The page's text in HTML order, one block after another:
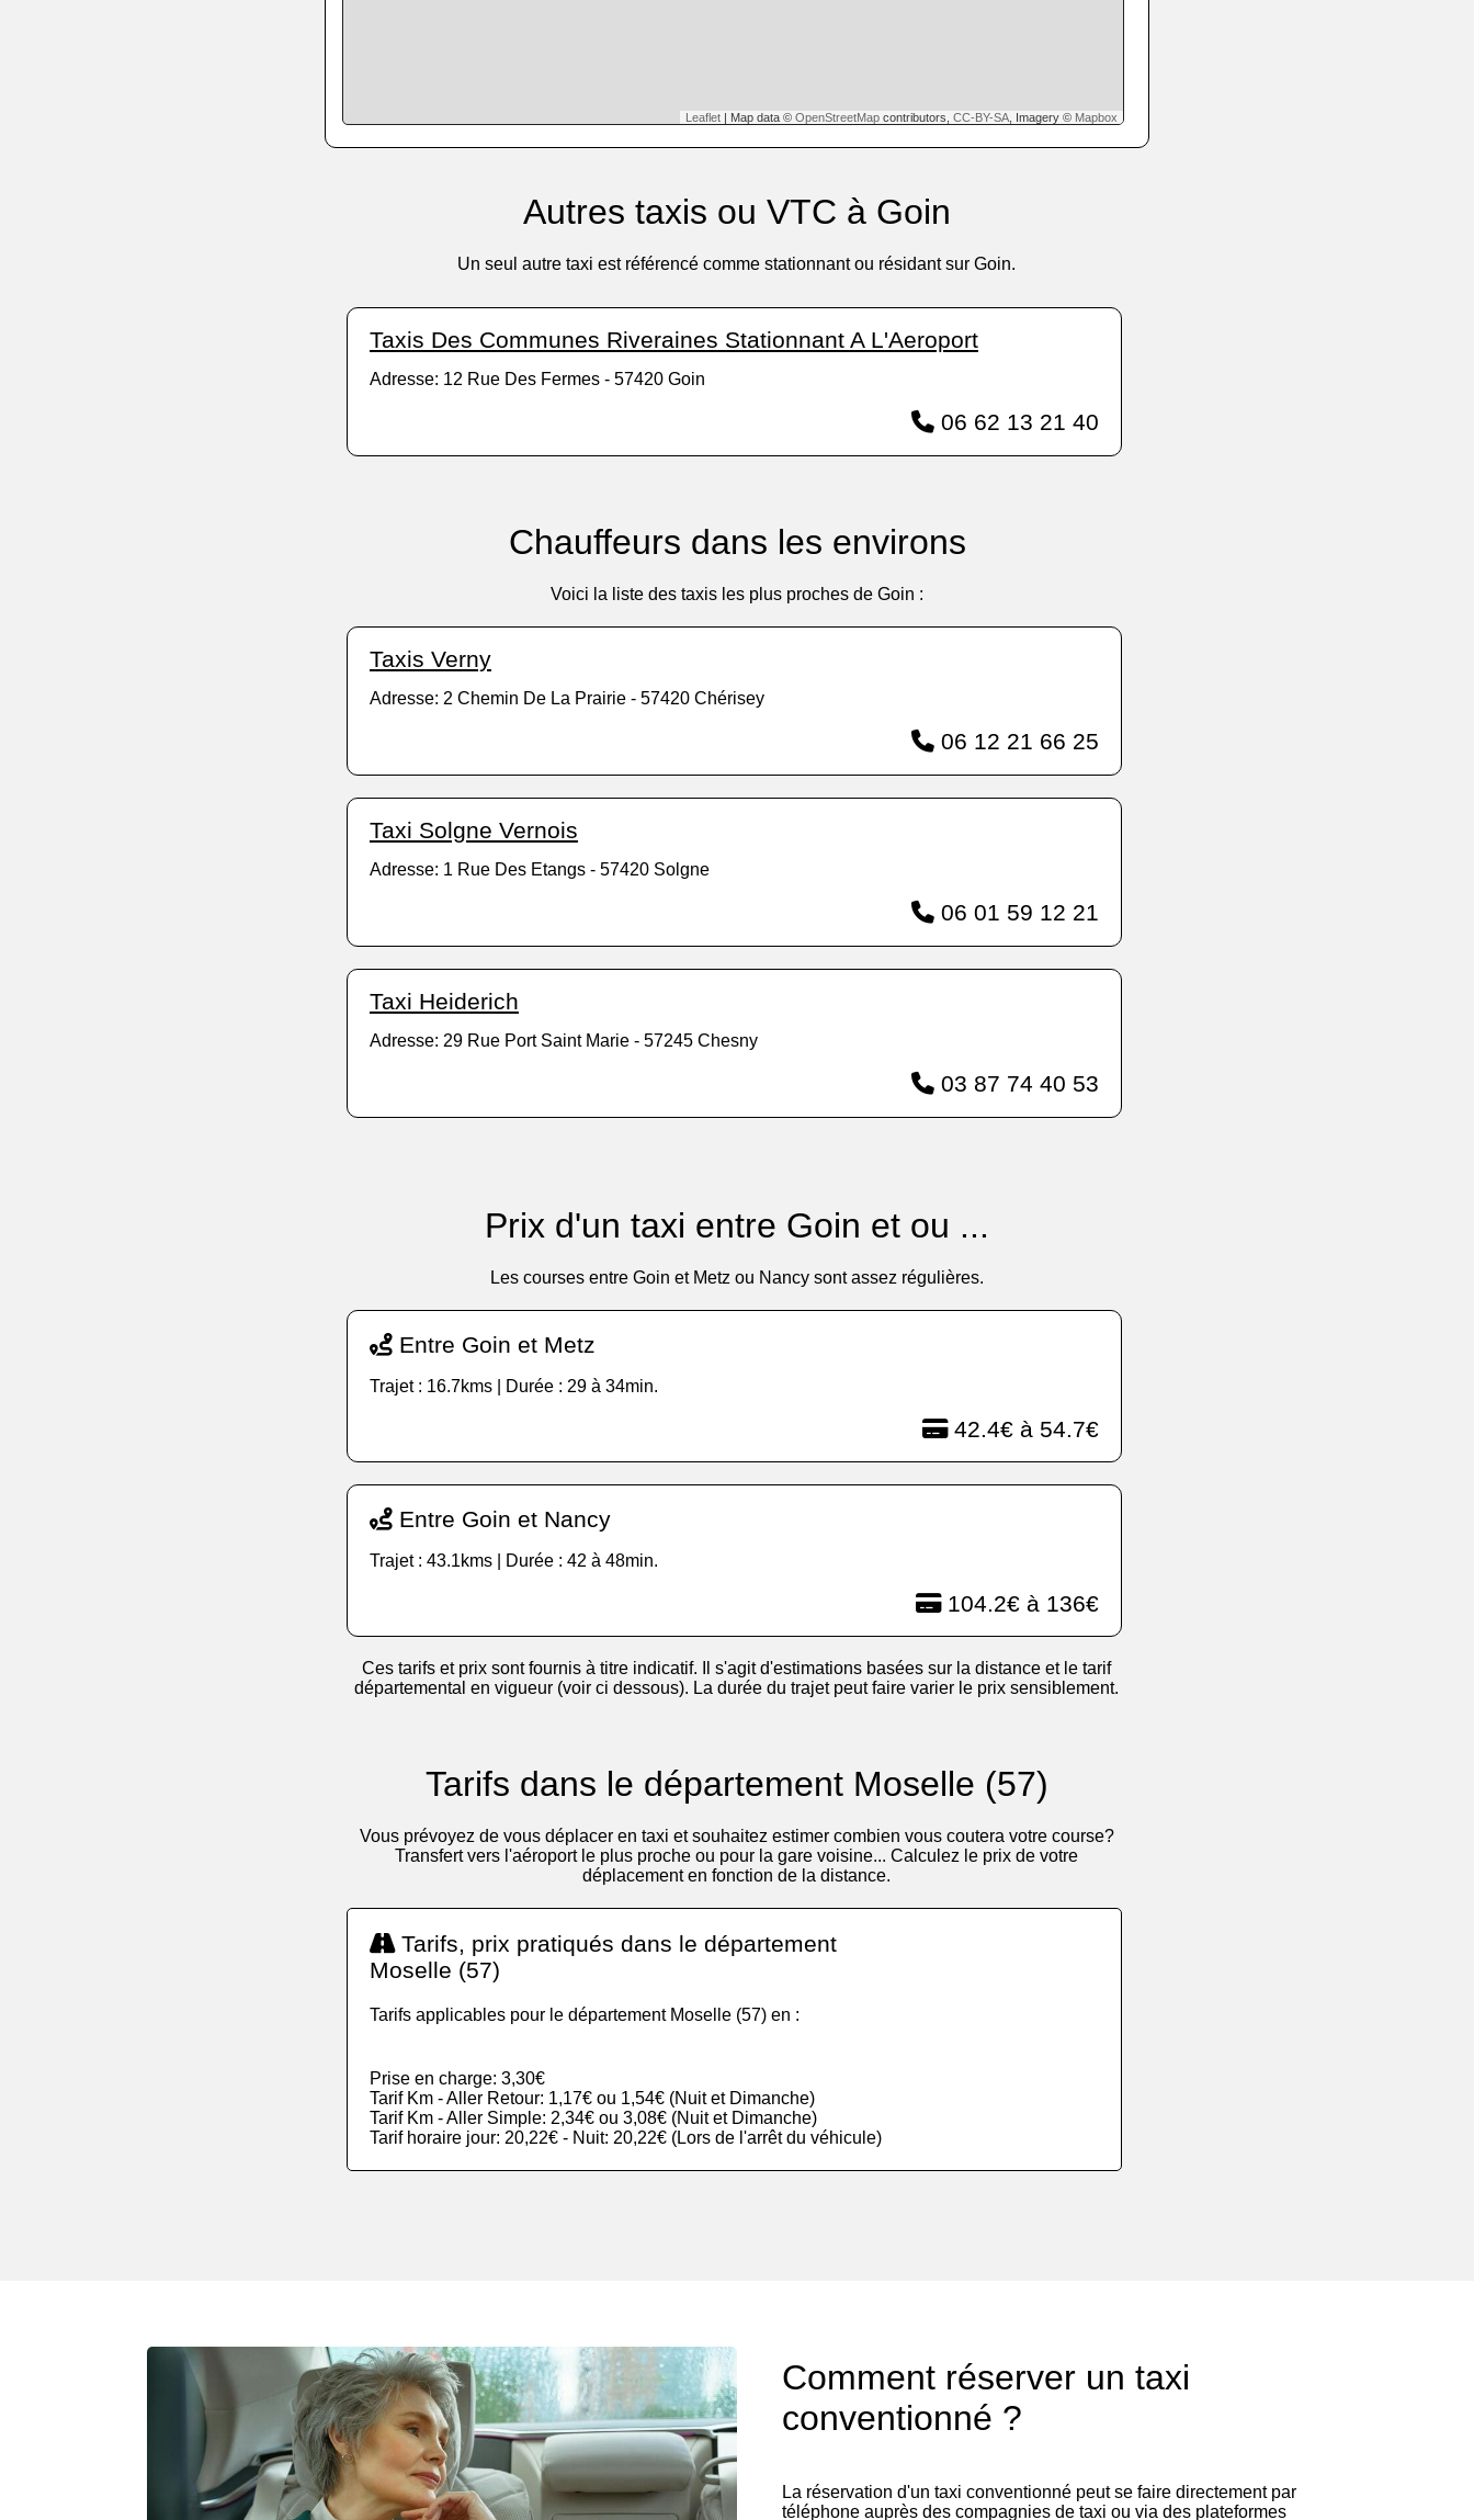
Leaflet| Map data © OpenStreetMapcontributors, CC-BY-SA, Imagery © Mapbox
Autres taxis ou VTC à Goin
Un seul autre taxi est référencé comme stationnant ou résidant sur Goin.
Taxis Des Communes Riveraines Stationnant A L'Aeroport
Adresse: 12 Rue Des Fermes - 57420 Goin
06 62 13 21 40
Chauffeurs dans les environs
Voici la liste des taxis les plus proches de Goin :
Taxis Verny
Adresse: 2 Chemin De La Prairie - 57420 Chérisey
06 12 21 66 25
Taxi Solgne Vernois
Adresse: 1 Rue Des Etangs - 57420 Solgne
06 01 59 12 21
Taxi Heiderich
Adresse: 29 Rue Port Saint Marie - 57245 Chesny
03 87 74 40 53
Prix d'un taxi entre Goin et ou ...
Les courses entre Goin et Metz ou Nancy sont assez régulières.
Entre Goin et Metz
Trajet : 16.7kms | Durée : 29 à 34min.
42.4€ à 54.7€
Entre Goin et Nancy
Trajet : 43.1kms | Durée : 42 à 48min.
104.2€ à 136€
Ces tarifs et prix sont fournis à titre indicatif. Il s'agit d'estimations basées sur la distance et le tarif
départemental en vigueur (voir ci dessous). La durée du trajet peut faire varier le prix sensiblement.
Tarifs dans le département Moselle (57)
Vous prévoyez de vous déplacer en taxi et souhaitez estimer combien vous coutera votre course?
Transfert vers l'aéroport le plus proche ou pour la gare voisine... Calculez le prix de votre
déplacement en fonction de la distance.
Tarifs, prix pratiqués dans le département
Moselle (57)
Tarifs applicables pour le département Moselle (57) en :
Prise en charge: 3,30€
Tarif Km - Aller Retour: 1,17€ ou 1,54€ (Nuit et Dimanche)
Tarif Km - Aller Simple: 2,34€ ou 3,08€ (Nuit et Dimanche)
Tarif horaire jour: 20,22€ - Nuit: 20,22€ (Lors de l'arrêt du véhicule)
Comment réserver un taxi
conventionné ?
La réservation d'un taxi conventionné peut se faire directement par
téléphone auprès des compagnies de taxi ou via des plateformes